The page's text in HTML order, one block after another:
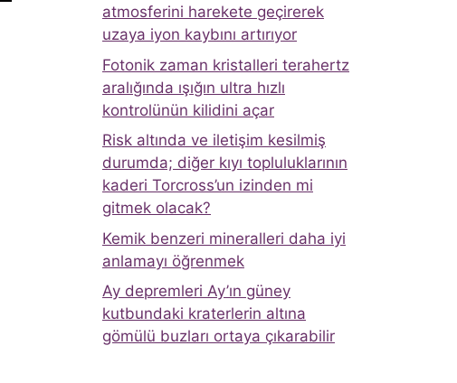
atmosferini harekete geçirerek
uzaya iyon kaybını artırıyor
Fotonik zaman kristalleri terahertz
aralığında ışığın ultra hızlı
kontrolünün kilidini açar
Risk altında ve iletişim kesilmiş
durumda; diğer kıyı topluluklarının
kaderi Torcross’un izinden mi
gitmek olacak?
Kemik benzeri mineralleri daha iyi
anlamayı öğrenmek
Ay depremleri Ay’ın güney
kutbundaki kraterlerin altına
gömülü buzları ortaya çıkarabilir